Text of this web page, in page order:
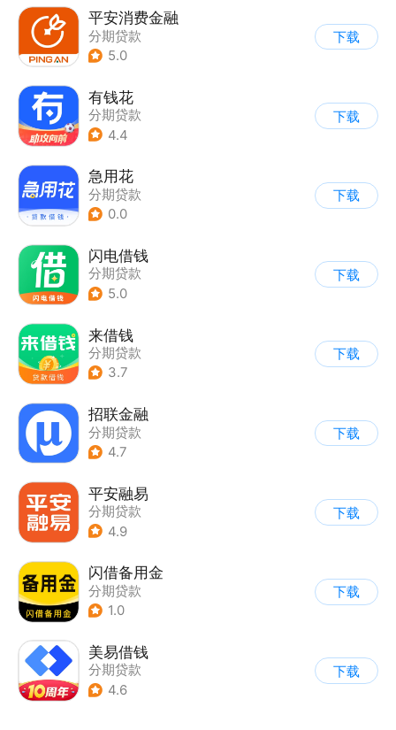
平安消费金融
分期贷款
5.0
下载
有钱花
分期贷款
4.4
下载
急用花
分期贷款
0.0
下载
闪电借钱
分期贷款
5.0
下载
来借钱
分期贷款
3.7
下载
招联金融
分期贷款
4.7
下载
平安融易
分期贷款
4.9
下载
闪借备用金
分期贷款
1.0
下载
美易借钱
分期贷款
4.6
下载